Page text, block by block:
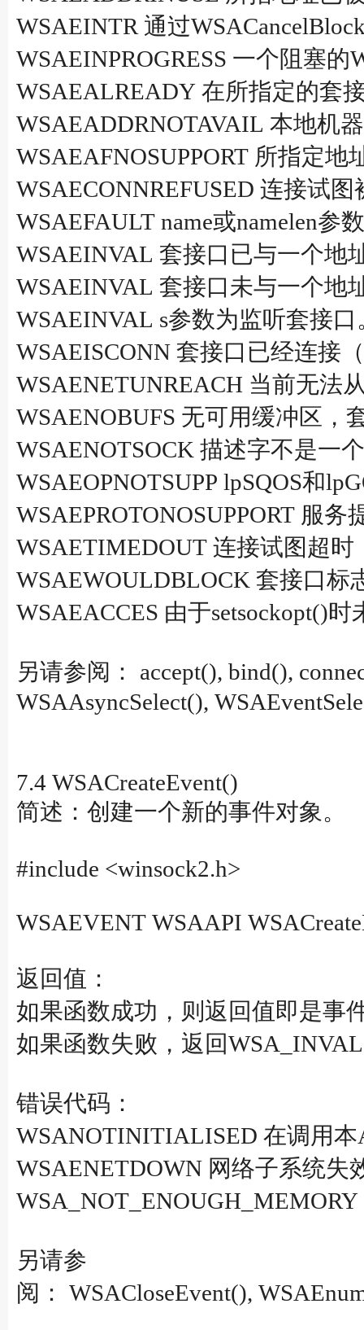
WSAEINTR 通过
WSAEINPROGRESS 一个阻塞
WSAEALREADY 在所指定的套
WSAEADDRNOTAVAIL 本地机
WSAEAFNOSUPPORT 所指定
WSAECONNREFUSED 连接试图
WSAEFAULT name或namelen参
WSAEINVAL 套接口已与一个地
WSAEINVAL 套接口未与一个地
WSAEINVAL s参数为监听套接口
WSAEISCONN 套接口已经连接
WSAENETUNREACH 当前无法
WSAENOBUFS 无可用缓冲区，
WSAENOTSOCK 描述字不是一
WSAEOPNOTSUPP lpSQOS和
WSAEPROTONOSUPPORT 服
WSAETIMEDOUT 连接试图超时
WSAEWOULDBLOCK 套接口标
WSAEACCES 由于setsockopt()
另请参阅： accept(), bind(),
WSAAsyncSelect(),
7.4 WSACreateEvent()
简述：创建一个新的事件对象。
#include <winsock2.h>
WSAEVENT WSAAPI
返回值：
如果函数成功，则返回值即是事
如果函数失败，返回
错误代码：
WSANOTINITIALISED 在调用
WSAENETDOWN 网络子系统失
另请参
阅： WSACloseEvent(),